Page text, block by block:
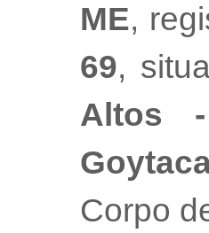
ME,
69,
Altos
Corpo